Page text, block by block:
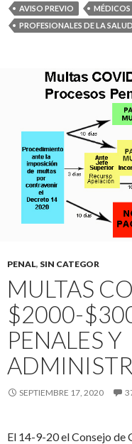
AVISO PREVIO MÉDICOS
PROFESIONALES DE LA SALUD
PENAL, SIN CATEGOR
MULTAS
$2000-
PENALES Y
SEPTIEMBRE 17, 2020
El 14-9-20el Consejo de